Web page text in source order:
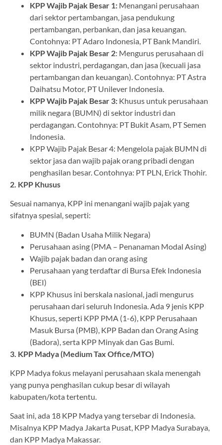
KPP Wajib Pajak Besar 1: Menangani perusahaan
dari sektor pertambangan, jasa pendukung
pertambangan, perbankan, dan jasa keuangan.
Contohnya: PT Adaro Indonesia, PT Bank Mandiri.
KPP Wajib Pajak Besar 2: Mengurus perusahaan di
sektor industri, perdagangan, dan jasa (kecuali jasa
pertambangan dan keuangan). Contohnya: PT Astra
Daihatsu Motor, PT Unilever Indonesia.
KPP Wajib Pajak Besar 3: Khusus untuk perusahaan
milik negara (BUMN) di sektor industri dan
perdagangan. Contohnya: PT Bukit Asam, PT Semen
Indonesia.
KPP Wajib Pajak Besar 4: Mengelola pajak BUMN di
sektor jasa dan wajib pajak orang pribadi dengan
penghasilan besar. Contohnya: PT PLN, Erick Thohir.
2. KPP Khusus
Sesuai namanya, KPP ini menangani wajib pajak yang
sifatnya spesial, seperti:
BUMN (Badan Usaha Milik Negara)
Perusahaan asing (PMA – Penanaman Modal Asing)
Wajib pajak badan dan orang asing
Perusahaan yang terdaftar di Bursa Efek Indonesia
(BEI)
KPP Khusus ini berskala nasional, jadi mengurus
perusahaan dari seluruh Indonesia. Ada 9 jenis KPP
Khusus, seperti KPP PMA (1-6), KPP Perusahaan
Masuk Bursa (PMB), KPP Badan dan Orang Asing
(Badora), serta KPP Minyak dan Gas Bumi.
3. KPP Madya (Medium Tax Office/MTO)
KPP Madya fokus melayani perusahaan skala menengah
yang punya penghasilan cukup besar di wilayah
kabupaten/kota tertentu.
Saat ini, ada 18 KPP Madya yang tersebar di Indonesia.
Misalnya KPP Madya Jakarta Pusat, KPP Madya Surabaya,
dan KPP Madya Makassar.